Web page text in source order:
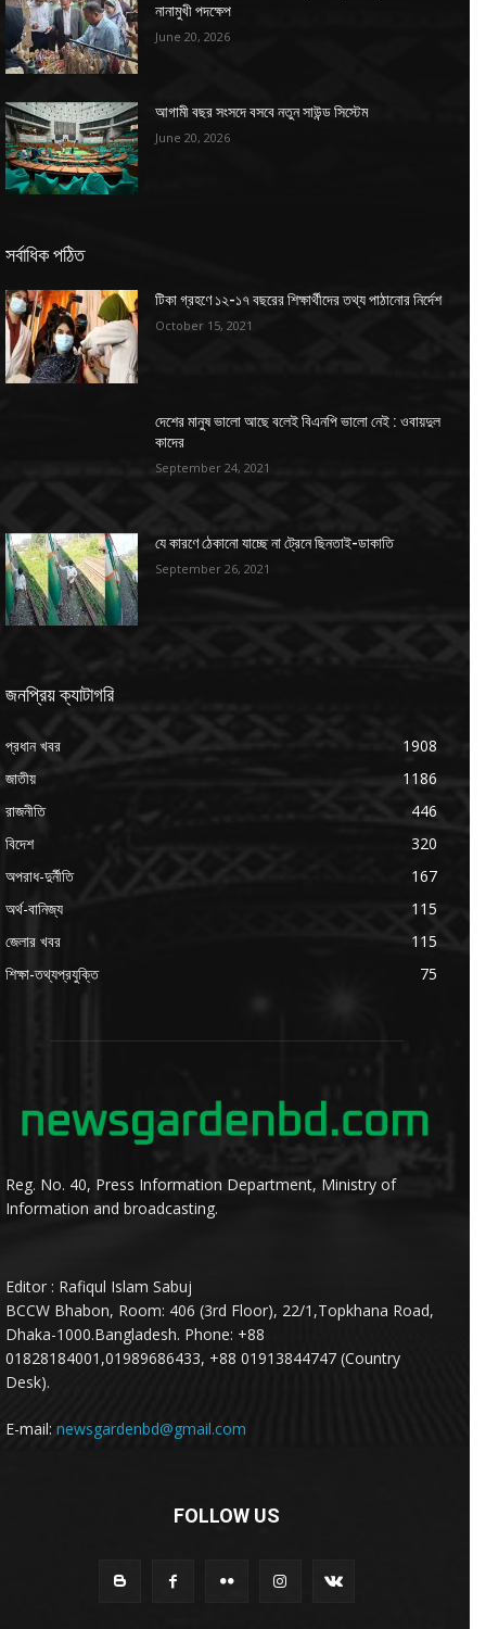
নানামুখী পদক্ষেপ
June 20, 2026
আগামী বছর সংসদে বসবে নতুন সাউন্ড সিস্টেম
June 20, 2026
সর্বাধিক পঠিত
টিকা গ্রহণে ১২-১৭ বছরের শিক্ষার্থীদের তথ্য পাঠানোর নির্দেশ
October 15, 2021
দেশের মানুষ ভালো আছে বলেই বিএনপি ভালো নেই : ওবায়দুল
কাদের
September 24, 2021
যে কারণে ঠেকানো যাচ্ছে না ট্রেনে ছিনতাই-ডাকাতি
September 26, 2021
জনপ্রিয় ক্যাটাগরি
প্রধান খবর
1908
জাতীয়
1186
রাজনীতি
446
বিদেশ
320
অপরাধ-দুর্নীতি
167
অর্থ-বানিজ্য
115
জেলার খবর
115
শিক্ষা-তথ্যপ্রযুক্তি
75
Reg. No. 40, Press Information Department, Ministry of
Information and broadcasting.
Editor : Rafiqul Islam Sabuj
BCCW Bhabon, Room: 406 (3rd Floor), 22/1,Topkhana Road,
Dhaka-1000.Bangladesh. Phone: +88
01828184001,01989686433, +88 01913844747 (Country
Desk).
E-mail: newsgardenbd@gmail.com
FOLLOW US